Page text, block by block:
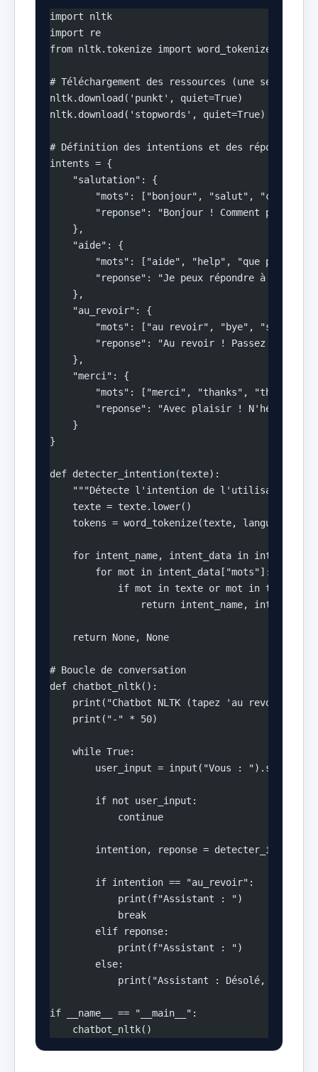
import nltk
import re
from nltk.tokenize import word_tokenize
# Téléchargement des ressources (une seule
nltk.download('punkt', quiet=True)
nltk.download('stopwords', quiet=True)
# Définition des intentions et des réponses
intents = {
    "salutation": {
"mots": ["bonjour", "salut", "coucou",
"reponse": "Bonjour ! Comment puis-je
    },
    "aide": {
"mots": ["aide", "help", "que peux-tu
"reponse": "Je peux répondre à vos
    },
    "au_revoir": {
"mots": ["au revoir", "bye", "salut",
"reponse": "Au revoir ! Passez une
    },
    "merci": {
"mots": ["merci", "thanks", "thank
"reponse": "Avec plaisir ! N'hésitez
    }
}
def detecter_intention(texte):
"""Détecte l'intention de l'utilisateur en
    texte = texte.lower()
tokens = word_tokenize(texte,
for intent_name, intent_data in
        for mot in intent_data["mots"]:
            if mot in texte or mot in tokens:
return intent_name,
    return None, None
# Boucle de conversation
def chatbot_nltk():
print("Chatbot NLTK (tapez 'au revoir'
    print("-" * 50)
    while True:
        user_input = input("Vous : ").strip()
        if not user_input:
            continue
intention, reponse =
        if intention == "au_revoir":
            print(f"Assistant : ")
            break
        elif reponse:
            print(f"Assistant : ")
        else:
print("Assistant : Désolé, je
if __name__ == "__main__":
    chatbot_nltk()